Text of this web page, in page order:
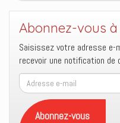
Abonnez-vous
Saisissez votre adresse e-
recevoir une notification de
Adresse
e-
mail
Abonnez-vous